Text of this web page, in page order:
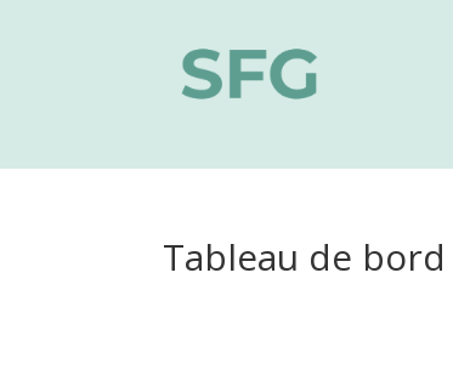
Tableau de bord